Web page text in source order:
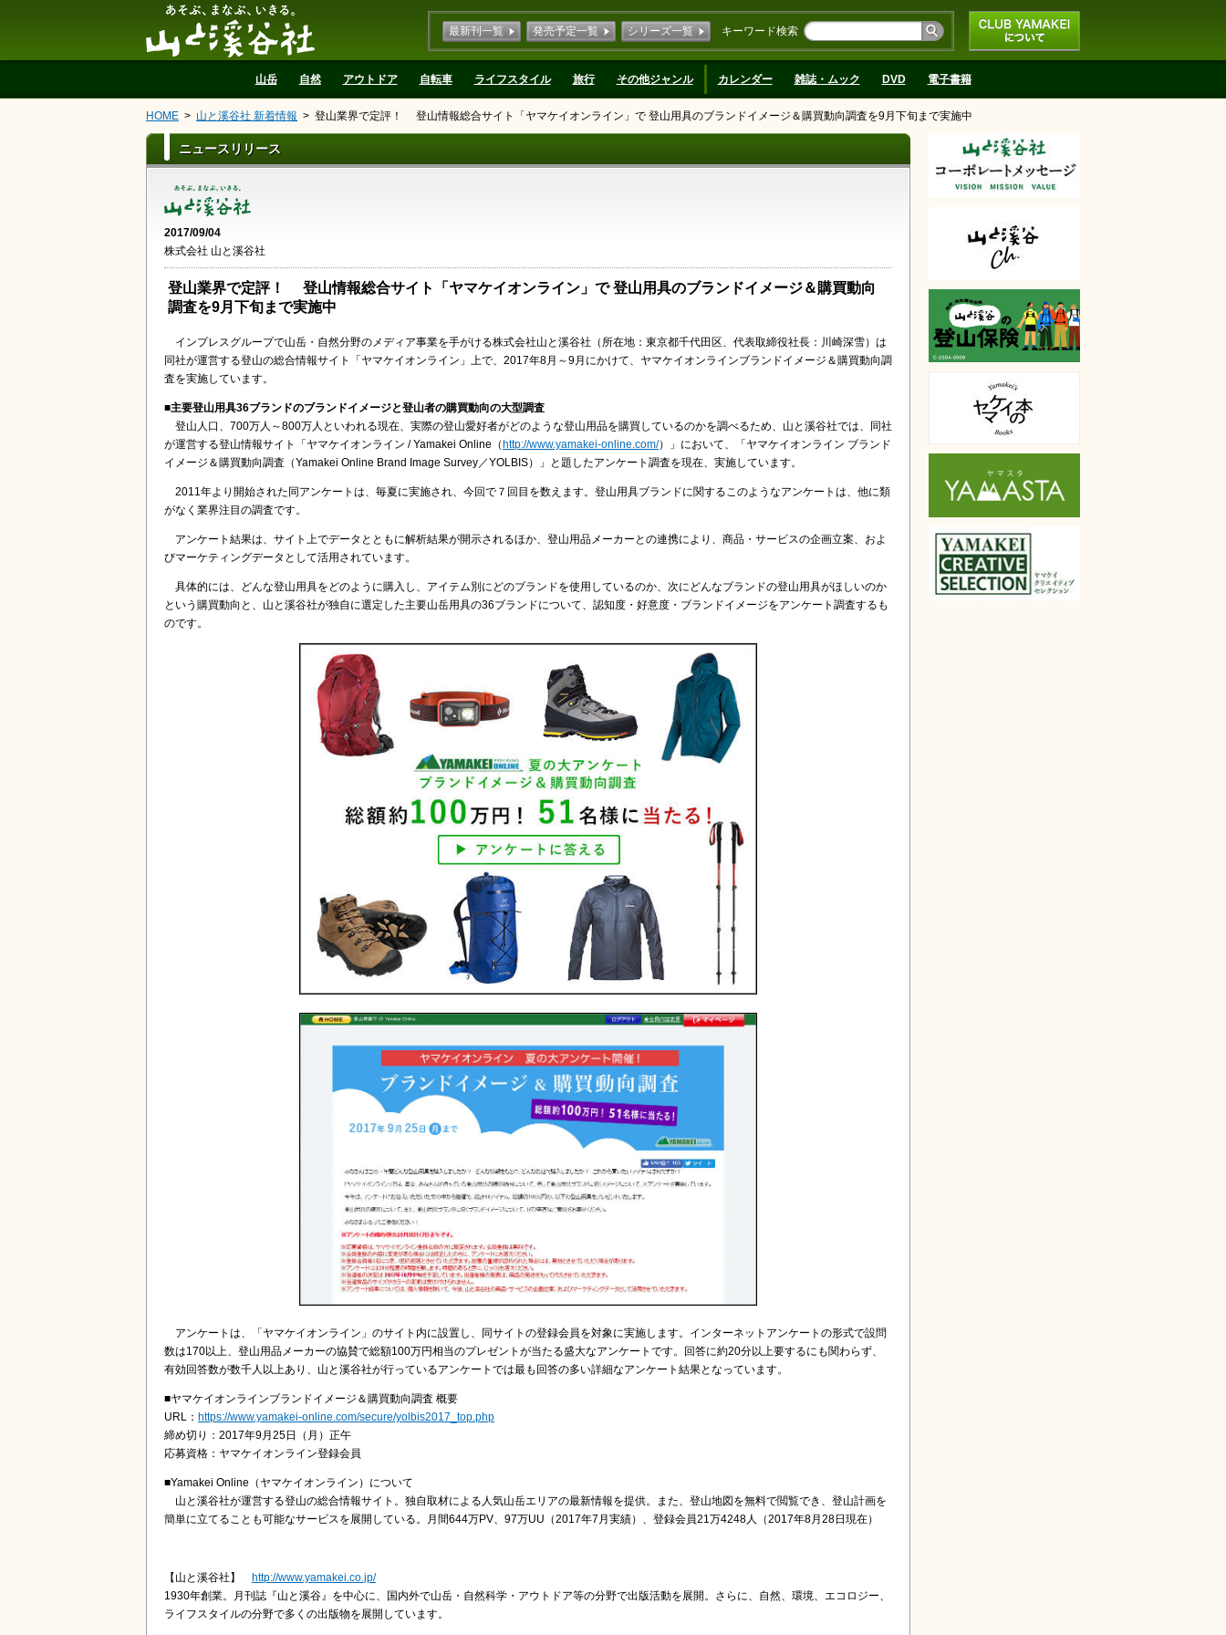
CLUB YAMAKEIにつ
いて
キーワード検索
最新刊一覧 発売予定一覧 シリーズ一覧
山岳 自然 アウトドア 自転車 ライフスタイル 旅行 その他ジャンル カレンダー 雑誌・ムック DVD 電子書籍
HOME 山と溪谷社 新着情報 登山業界で定評！ 登山情報総合サイト「ヤマケイオンライン」で 登山用具のブランドイメージ＆購買動向調査を9月下旬まで実施中
ニュースリリース
2017/09/04
株式会社 山と溪谷社
登山業界で定評！ 登山情報総合サイト「ヤマケイオンライン」で 登山用具のブランドイメージ＆購買動向
調査を9月下旬まで実施中
インプレスグループで山岳・自然分野のメディア事業を手がける株式会社山と溪谷社（所在地：東京都千代田区、代表取締役社長：川崎深雪）は
同社が運営する登山の総合情報サイト「ヤマケイオンライン」上で、2017年8月～9月にかけて、ヤマケイオンラインブランドイメージ＆購買動向調
査を実施しています。
■主要登山用具36ブランドのブランドイメージと登山者の購買動向の大型調査
登山人口、700万人～800万人といわれる現在、実際の登山愛好者がどのような登山用品を購買しているのかを調べるため、山と溪谷社では、同社
が運営する登山情報サイト「ヤマケイオンライン / Yamakei Online（http://www.yamakei-online.com/）」において、「ヤマケイオンライン ブランド
イメージ＆購買動向調査（Yamakei Online Brand Image Survey／YOLBIS）」と題したアンケート調査を現在、実施しています。
2011年より開始された同アンケートは、毎夏に実施され、今回で７回目を数えます。登山用具ブランドに関するこのようなアンケートは、他に類
がなく業界注目の調査です。
アンケート結果は、サイト上でデータとともに解析結果が開示されるほか、登山用品メーカーとの連携により、商品・サービスの企画立案、およ
びマーケティングデータとして活用されています。
具体的には、どんな登山用具をどのように購入し、アイテム別にどのブランドを使用しているのか、次にどんなブランドの登山用具がほしいのか
という購買動向と、山と溪谷社が独自に選定した主要山岳用具の36ブランドについて、認知度・好意度・ブランドイメージをアンケート調査するも
のです。
アンケートは、「ヤマケイオンライン」のサイト内に設置し、同サイトの登録会員を対象に実施します。インターネットアンケートの形式で設問
数は170以上、登山用品メーカーの協賛で総額100万円相当のプレゼントが当たる盛大なアンケートです。回答に約20分以上要するにも関わらず、
有効回答数が数千人以上あり、山と溪谷社が行っているアンケートでは最も回答の多い詳細なアンケート結果となっています。
■ヤマケイオンラインブランドイメージ＆購買動向調査 概要
URL： https://www.yamakei-online.com/secure/yolbis2017_top.php
締め切り：2017年9月25日（月）正午
応募資格：ヤマケイオンライン登録会員
■Yamakei Online（ヤマケイオンライン）について
山と溪谷社が運営する登山の総合情報サイト。独自取材による人気山岳エリアの最新情報を提供。また、登山地図を無料で閲覧でき、登山計画を
簡単に立てることも可能なサービスを展開している。月間644万PV、97万UU（2017年7月実績）、登録会員21万4248人（2017年8月28日現在）
【山と溪谷社】 http://www.yamakei.co.jp/
1930年創業。月刊誌『山と溪谷』を中心に、国内外で山岳・自然科学・アウトドア等の分野で出版活動を展開。さらに、自然、環境、エコロジー、
ライフスタイルの分野で多くの出版物を展開しています。